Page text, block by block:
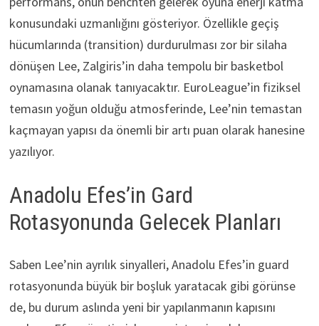
konusundaki uzmanlığını gösteriyor. Özellikle geçiş
hücumlarında (transition) durdurulması zor bir silaha
dönüşen Lee, Zalgiris’in daha tempolu bir basketbol
oynamasına olanak tanıyacaktır. EuroLeague’in fiziksel
temasın yoğun olduğu atmosferinde, Lee’nin temastan
kaçmayan yapısı da önemli bir artı puan olarak hanesine
yazılıyor.
Anadolu Efes’in Gard
Rotasyonunda Gelecek Planları
Saben Lee’nin ayrılık sinyalleri, Anadolu Efes’in guard
rotasyonunda büyük bir boşluk yaratacak gibi görünse
de, bu durum aslında yeni bir yapılanmanın kapısını